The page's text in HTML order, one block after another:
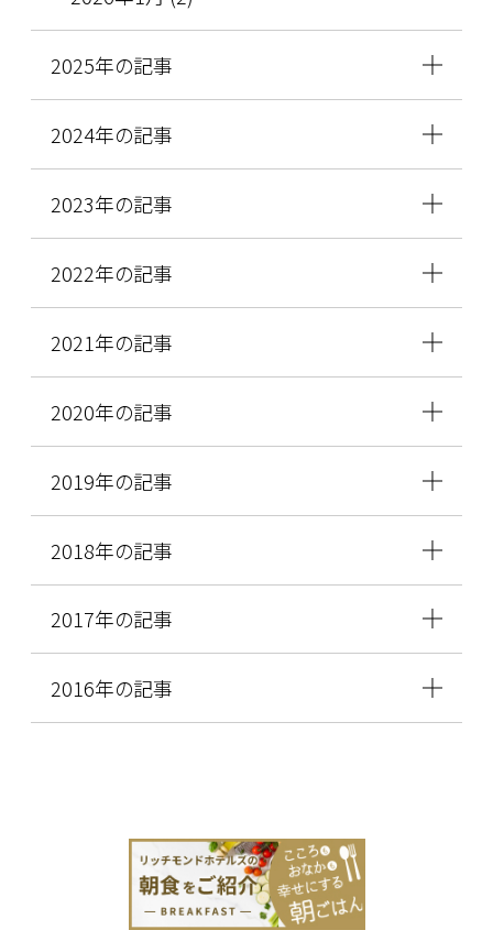
2025年の記事
2024年の記事
2023年の記事
2022年の記事
2021年の記事
2020年の記事
2019年の記事
2018年の記事
2017年の記事
2016年の記事